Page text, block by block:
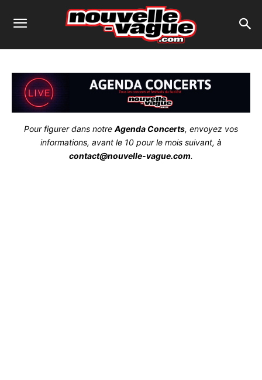
Pour figurer dans notreAgenda Concerts, envoyez vos
informations, avant le 10 pour le mois suivant, à
contact@nouvelle-vague.com.